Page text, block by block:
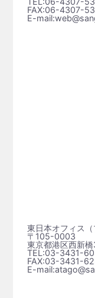
FAX:06-4307-
E-
東日本オフィス（
〒105-0003
東京都港区西新
TEL:03-3431-
FAX:03-3431-
E-